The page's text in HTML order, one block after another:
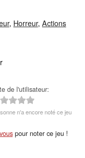
, Horreur,Actions
de l'utilisateur:
n'a encore noté ce jeu
pour noter ce jeu !